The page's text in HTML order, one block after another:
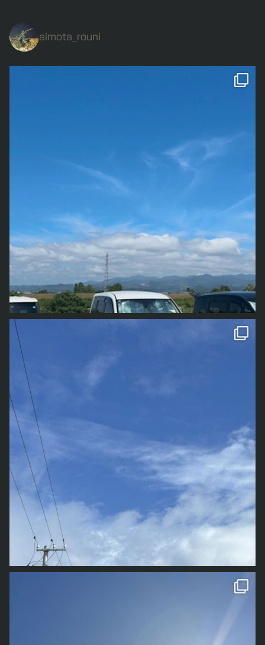
として、こういう事も子育てしてたらやっぱり経験するものなんだよ
ね。
そして最後。
うになったけど、6週間ほどギブス＆松葉杖生活を余儀なくされた。
これがもう、まぢで不便の極みだったわけで、本当に何回か「ぎゃあ
「アキレス腱断裂ダイエット」と言う感じか。
ただ、生活と声高に言えるほど、人としての生活はこなせてなかっ
とまぁ、そんな1年でしたな。
上記とは別でも色々面白い事は起こった。
霊能力を持ってるおっちゃんと出会った事きっかけで、変な感覚が目
覚めちゃって、自分についてくれてる龍とお話しできるようになった
とか。
記憶違いなんて話で片付けられない位、現実とオレの認識で剥離があ
って、多分別のパラレルワールドに来てる気がしてる事とか。
人生ってどんだけファンタスティックなんでしょうね。と思うことし
きりでございますよ。
動」「生活」どれをとっても素晴らしい成果とかないし、どちらかと
でも、今年、オレは凄く良い1年だったような気がするんだ。
何一つうまくいかなかったのにだ。
この感覚は何なんだろう。
ここ数年は、自分でも信じられない位うまく物事が進んで「今年は本
当にいい1年だったな」と思ってた。
でも、今年は「何一つうまくいかなかったな」と思うんだよ。
それなのに、なぜか今年本当に良い1年だったと思う。
本当に見分不相応なレベルの規模の責任とかが襲ってきて「こんなの
オレにこなせるのか？」と怯えつつ、それでも逃げずに真正面から立
ち向かった。
その結果、その全ての責任に対して100%完璧とはいえないまでも、
まま及第点以上でこなしきって、どのクライアントさんからも捨てら
れることなく年を越すことが（多分）出来る。と言う、これが何とも
言えない達成感につながってるのではないのかと、勝手に分析して
る。
うまくいったかどうかは問題じゃあない。
めっちゃ頑張ったんだよ。
今年はもう臆面もなく言わせてもらいたい。
オレ、まぢで頑張ったよ。
遊びたい気持ちも描きたい気持ちも押さえて、やってきた責任たちに
対して。
ただ、頑張ったのは頑張ったんだけども、それはそれとして、うまく
行った事についてはオレ自身の実力だとはどう考えても思えなかった
社外の人が研修と言う名のもとにその事務所に来るようにもなった
し、オレの想定よりはるかに大きいお仕事の案件が舞い込んできたり
もしている。
本当に何をやっているんだろうね。
新作の短編漫画「出来過ぎた死亡準備」と言う話を考えている。今、
ネームの前の構成をまとめている感じ。出来れば、年内に完成させた
いなぁ～とか、希望的観測だけは持っていたりする。
あと、「ランナ」を再開させたいと思っている。取り合えず、まずは
今ストップしている「コロッサ編」の最後までネームを作って、そこ
から少しずつ作画作業に入ろうかと。
「超ニュースチョクホー」のリメイク「ひとときの暗がり」と言う小
説を書いている。全5部構成なんだけど、第1部の7話目くらいまでは
本文とタイトルの挿絵が書き終わってる状態。第1部が最後まで描け
完全新作で音源制作をしたいと思ってる。完全にオレ一人で、自分の
世界観を100%出し切った奴。そう、このブログでは何度か出てきた
「死ぬまでに制作する物語」のひとつ「連歌『忘却』」を形にするん
だよ。あともうひとつ「陀悪」と言うタイトルの音源集も考えてい
て、こちらは全5曲構成のうち3曲までほぼほぼ歌詞が出来上がってた
りする。
創作意欲はまぢでとどまる事ないんだけど、着手する時間がない。
ないのではなく、作らなければいけないのかも知れない。
感情の話。
どうしても落とし込むことのできないモヤモヤが晴れることなく漂っ
ている。
考えないようにしても、沸々と憎悪のように湧いてくるこの感情を何
とかしたいんだけど、今のところどうする術もない。
誰かに話してしまえばそれで解決する話でもない。
ただ嫁とホント幼児期からずっと仲良くしてくれている従兄にだけは
話すことが出来て、それでいて共感してもらえている事だけが唯一の
救いかと。
何なんだろうね。この中二病のような感情は。
ホント情けないんだけどな。
それでも、許せないものは許せないんだよ。
まだ10何人くらいしか面接してないけど、こんなのにも心のこもった
履歴書を見たことがない。冷静に考えてみてほしい。就職面接で来た
奴の履歴書を読んで泣くことがあると思うか。普通はないって。で
履歴書は手書きでなければいけないと言う謎の慣習に対して、常日頃
その血が滲むほど心を込めて書かれた履歴書の内容が、オレが20代の
頃、社会でズタボロにされ、自信なんて粉微塵にされ、それでも仕事
をしなくてはいけない強迫観念から震えながら10時間くらいかけて書
れたことも、上司から戦力外通告されつつ自主都合での退職を強要さ
れたことも、色んな職場で色んな職種を転々としていることも。
そして、志望動機や自己アピールなどの部分も。
圧倒的既視感。
なんだこいつは？
なんなんだ？
過去のオレが、オレの会社の面接に来たのか？
履歴書の段階で、もうどういう気持ちで今から面接を進めていけば良
いのかわからない状態になってた。
今回の面接では一応自分の作品のポートフォリオを持ってきてもらう
事になってた。
リクラみたいな状態になったポートフォリオを見せてくれた。
これを普通の面接官が見たらどう思うんだろう・・・
自分の昔と重ね合わせる。
15年くらい前、とある塾の職員に応募した時、オレは革靴を履くのを
忘れて緑のスニーカーで面接を受けたことがあった。
その時のあの面接官の冷たい視線。「君はせいぜいパートまでかな？
どうする。それで良ければ、面接してあげるけど」と馬鹿にしたニヤ
ケ顔で言ってきたあのクソ親父を思い出したよ。
多分だけど、彼もオレと同じなんだと思う。どんなに頑張って気を付
けてもこういうケアレスミスが出てしまうんだと思う
ではそれを、ちゃんとこちらの要求通りに出来ない役立たずだと鼻で
笑って門前払いするんだろうか。
結局オレは、どこの会社に行ってもまともに扱ってもらえないまま、
心をすり減らしてうつ病になり仕事が出来なくなった。
今でも正直、納期も全然守れないし、自分のタスク管理さえできな
い。ケアレスミスいっぱいで、クライアントさんからいつも指摘ばっ
かりされてる。
でも、丁寧な仕事をする事、心を込めて依頼に対して向き合う事に関
してだけは、誰にも負けないつもりでやっている。と言うか、そこで
しか勝負することが出来ないから。
その結果、こんな納期守れないミス続出野郎相手に、ずっと依頼をい
ただけるクライアントさんがたくさんいてくれて、そこから口コミで
どんどん依頼が増え、独立以来1度も営業活動したことないのに、人
どう見ても農民体型の純日本人、中肉中背のオレでもハルバゴスにな
社員さんがいてくれるとて、今はまだオレが仕事しないと収入になら
ないんだよ。
それなのにオレがお仕事できないとか、このまま会社が潰れたらどう
してくれるんだ。クソが。
そんな非常に愉快な毎日を過ごしております。
全てが終わった暁には、全ての経緯を漫画にしてやろうと思ってる。
結末がどうなるかはまだ分からない。オレが再起不能なくらいズタボ
ロになっているかもしれないし、想像を絶するカタルシスを感じられ
るような展開になっているかもしれない。
ただ今現在の状況でいうのであれば、「漫画やん！」と突っ込まずに
まさにこんな感じよ（↑）
ぶっちゃけ、このまま漫画にしてしまえば「現実はそんなご都合主義
的にいかねえよ。はいはい。妄想ですね」と言われるような気がす
実際オレも随所でそう思ってる。
大好きなシミュレーション仮説に置き換えて考えるのであれば、オレ
の人生はどちらかと言えば少年漫画寄りなんだろう。青年誌では絶対
に受け入れられないわ。今起こってる展開はそんな感じ。
まぁそれも含めて、漫画にしてやる。「極ニュースチョクホー番外
編」だ。
今年の創作活動の目標はそれに決めた。
人生には山も谷もあるらしい。悲喜交々が何十にも交雑し、そして人
そりゃあ1つ1つをもう少し掘り下げようと思えば出来たりもするんだ
けど、なんかそれもどうなんだろうか。
実は、チョッと前に「会社設立に対する思い」って記事を書いてたり
する。
タイミングを逸したと言うか、書き切れないまま時が流れたという
か、そんな感じで書きかけのまま放置になっていたりするので、多
分、次回更新分とかその辺までに書ききる。
他にも、新都社のマンガの感想を書くやつもチョッとだけ書いて、こ
ちらも書きかけで放置している。（これは、なんか色々あって新都社
の方で更新しても良いかなと思い始めたりしているけれども・・・）
などなど、書くべき事、書きたい事はたくさんお有りのようなので、
時間さえ見つけれられれば今年こそ、週1でのブログ更新を・・・も
うすでにできてないけれども、せめて今からでもやりたいもんです
とか、思っております。
昨年の細かい振り返りはその時のネタとして取っておくとして（と言
いつつ、結局書かないままになりそうだけども）超絶ざっくりと総評
するなら、これはもう敢えて言おう。完全に全ての目標を達成するこ
とが出来た。・・・と思う。
これが、去年書いた目標を書いた記事⇒「
と影との1ページ
と言うか、これ見たら去年、目標立てたの2月入ってからじゃねえ
4コマ日記を書き始めて、「Gの世界」を完結させて、事業を法人化
simota_rouni
私の誕
が「龍雲
をみつけて
」と言ってきました。 そういう
1枚目は少し前の写真で、今年の春先に撮影したものです
雲